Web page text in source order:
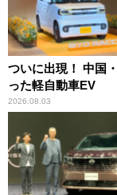
ついに出現！ 中国
った軽自動車EV
2026.08.03